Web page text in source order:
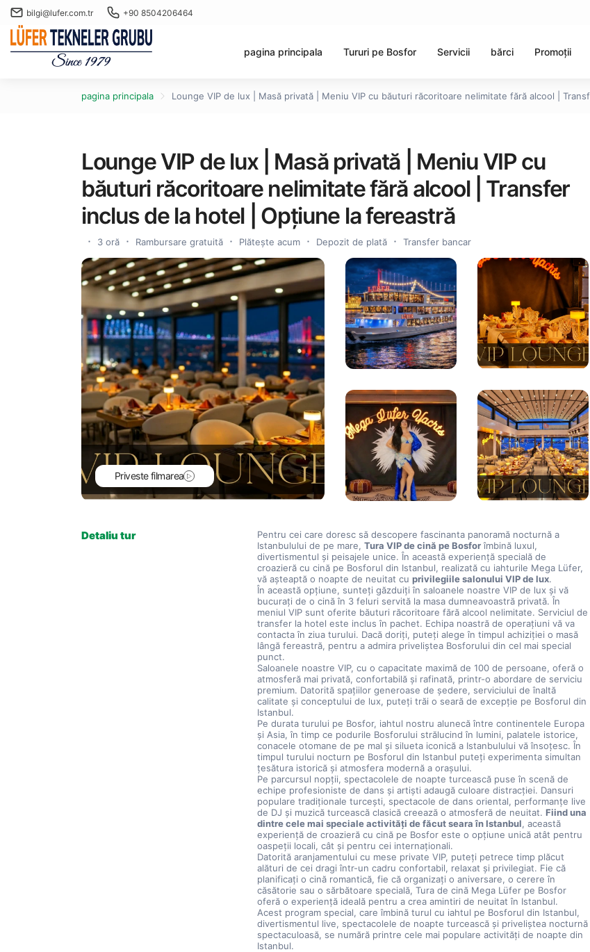
bilgi@lufer.com.tr +90 8504206464
pagina principala Tururi pe Bosfor Servicii bărci Promoții
pagina principala Lounge VIP de lux | Masă privată | Meniu VIP cu băuturi răcoritoare nelimitate fără alcool |
Lounge VIP de lux | Masă privată | Meniu VIP cu
băuturi răcoritoare nelimitate fără alcool | Transfer
inclus de la hotel | Opțiune la fereastră
3 oră Rambursare gratuită Plătește acum Depozit de plată Transfer bancar
Priveste filmarea
Detaliu tur
Pentru cei care doresc să descopere fascinanta panoramă nocturnă a
Istanbulului de pe mare, Tura VIP de cină pe Bosfor îmbină luxul,
divertismentul și peisajele unice. În această experiență specială de
croazieră cu cină pe Bosforul din Istanbul, realizată cu iahturile Mega Lüfer,
vă așteaptă o noapte de neuitat cu privilegiile salonului VIP de lux.
În această opțiune, sunteți găzduiți în saloanele noastre VIP de lux și vă
bucurați de o cină în 3 feluri servită la masa dumneavoastră privată. În
meniul VIP sunt oferite băuturi răcoritoare fără alcool nelimitate. Serviciul de
transfer la hotel este inclus în pachet. Echipa noastră de operațiuni vă va
contacta în ziua turului. Dacă doriți, puteți alege în timpul achiziției o masă
lângă fereastră, pentru a admira priveliștea Bosforului din cel mai special
punct.
Saloanele noastre VIP, cu o capacitate maximă de 100 de persoane, oferă o
atmosferă mai privată, confortabilă și rafinată, printr-o abordare de serviciu
premium. Datorită spațiilor generoase de ședere, serviciului de înaltă
calitate și conceptului de lux, puteți trăi o seară de excepție pe Bosforul din
Istanbul.
Pe durata turului pe Bosfor, iahtul nostru alunecă între continentele Europa
și Asia, în timp ce podurile Bosforului strălucind în lumini, palatele istorice,
conacele otomane de pe mal și silueta iconică a Istanbulului vă însoțesc. În
timpul turului nocturn pe Bosforul din Istanbul puteți experimenta simultan
țesătura istorică și atmosfera modernă a orașului.
Pe parcursul nopții, spectacolele de noapte turcească puse în scenă de
echipe profesioniste de dans și artiști adaugă culoare distracției. Dansuri
populare tradiționale turcești, spectacole de dans oriental, performanțe live
de DJ și muzică turcească clasică creează o atmosferă de neuitat. Fiind una
dintre cele mai speciale activități de făcut seara în Istanbul, această
experiență de croazieră cu cină pe Bosfor este o opțiune unică atât pentru
oaspeții locali, cât și pentru cei internaționali.
Datorită aranjamentului cu mese private VIP, puteți petrece timp plăcut
alături de cei dragi într-un cadru confortabil, relaxat și privilegiat. Fie că
planificați o cină romantică, fie că organizați o aniversare, o cerere în
căsătorie sau o sărbătoare specială, Tura de cină Mega Lüfer pe Bosfor
oferă o experiență ideală pentru a crea amintiri de neuitat în Istanbul.
Acest program special, care îmbină turul cu iahtul pe Bosforul din Istanbul,
divertismentul live, spectacolele de noapte turcească și priveliștea nocturnă
spectaculoasă, se numără printre cele mai populare activități de noapte din
Istanbul.